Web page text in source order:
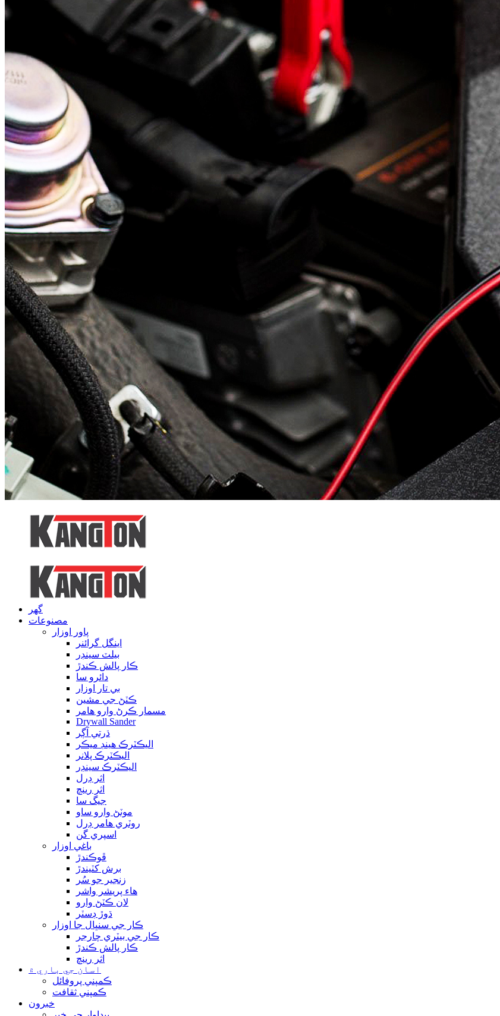
گهر
مصنوعات
پاور اوزار
اينگل گرائنر
بيلٽ سينڊر
ڪار پالش ڪندڙ
دائرو سا
بي تار اوزار
ڪٽڻ جي مشين
مسمار ڪرڻ وارو هامر
Drywall Sander
ڌرتي آڳر
اليڪٽرڪ هينڊ ميڪر
اليڪٽرڪ پلانر
اليڪٽرڪ سينڊر
اثر ڊرل
اثر رينچ
جيگ سا
موٽڻ وارو ساو
روٽري هامر ڊرل
اسپري گن
باغي اوزار
ڦوڪندڙ
برش کٽيندڙ
زنجير جو سُر
هاء پريشر واشر
لان ڪٽڻ وارو
ڌوڙ ڊسٽر
ڪار جي سنڀال جا اوزار
ڪار جي بيٽري چارجر
ڪار پالش ڪندڙ
اثر رينچ
اسان جي باري ۾
ڪمپني پروفائل
ڪمپني ثقافت
خبرون